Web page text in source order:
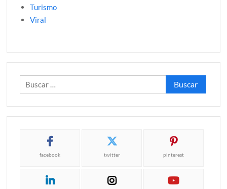
Turismo
Viral
Buscar:
facebook twitter pinterest